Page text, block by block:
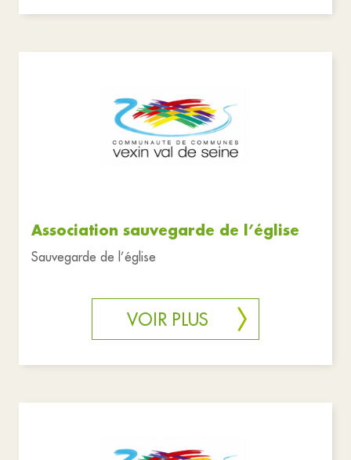
Association sauvegarde de l’église
Sauvegarde de l’église
VOIR PLUS